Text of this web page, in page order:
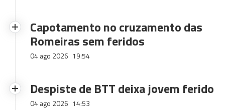
Capotamento no cruzamento das
Romeiras sem feridos
04 ago 2026 19:54
Despiste de BTT deixa jovem ferido
04 ago 2026 14:53